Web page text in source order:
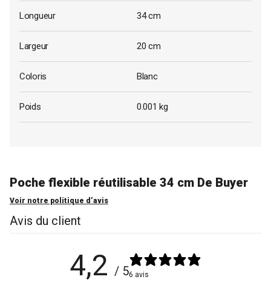
Longueur 34 cm
Largeur 20 cm
Coloris Blanc
Poids 0.001 kg
Poche flexible réutilisable 34 cm De Buyer
Voir notre politique d’avis
Avis du client
4,2 / 56 avis